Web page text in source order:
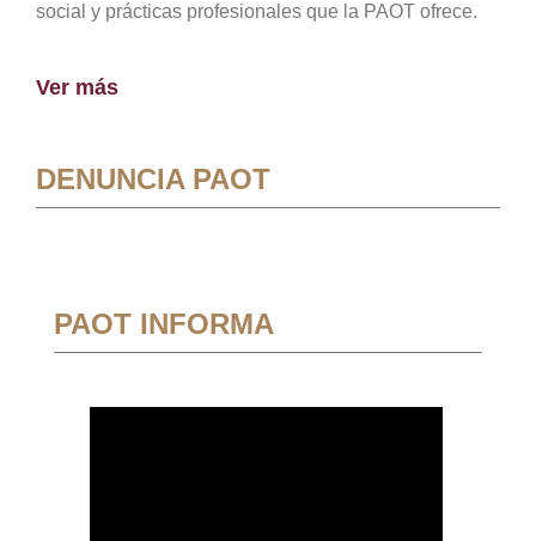
social y prácticas profesionales que la PAOT ofrece.
Ver más
DENUNCIA PAOT
PAOT INFORMA